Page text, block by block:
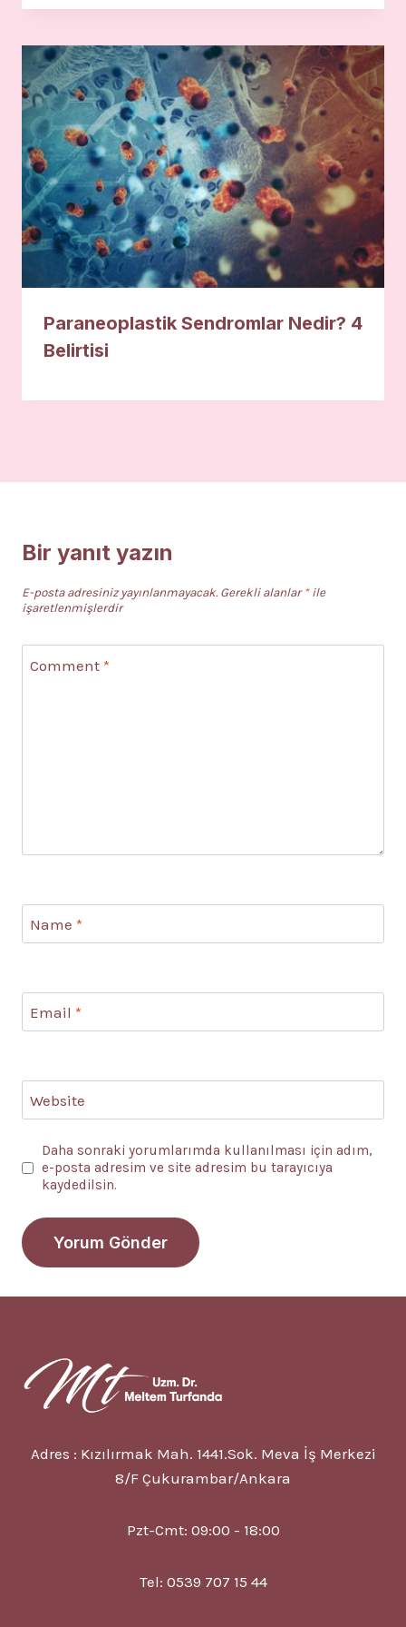
Paraneoplastik Sendromlar Nedir? 4
Belirtisi
Bir yanıt yazın
E-posta adresiniz yayınlanmayacak. Gerekli alanlar *ile
işaretlenmişlerdir
Comment *
Name *
Email *
Website
Daha sonraki yorumlarımda kullanılması için adım,
e-posta adresim ve site adresim bu tarayıcıya
kaydedilsin.
Adres : Kızılırmak Mah. 1441.Sok. Meva İş Merkezi
8/F Çukurambar/Ankara
Pzt-Cmt: 09:00 - 18:00
Tel: 0539 707 15 44